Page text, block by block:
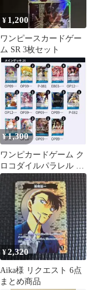
¥ 1,200
ワンピースカードゲー
ム SR 3枚セット
¥1,300
ワンピカードゲーム ク
ロコダイルパラレル デ
ッキパーツ 青バギー ク
ロスギルド
¥2,320
Aika様 リクエスト 6点
まとめ商品